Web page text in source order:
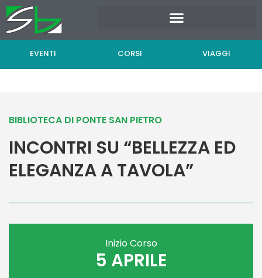
Vai
al
contenuto
EVENTI CORSI VIAGGI
BIBLIOTECA DI PONTE SAN PIETRO
INCONTRI SU “BELLEZZA ED
ELEGANZA A TAVOLA”
Inizio Corso
5 APRILE